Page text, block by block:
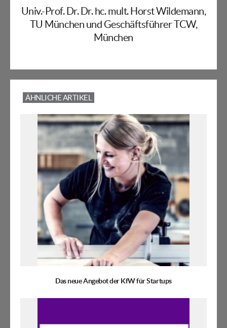
Univ.-Prof. Dr. Dr. hc. mult. Horst Wildemann,
TU München und Geschäftsführer TCW,
München
ÄHNLICHE ARTIKEL
Das neue Angebot der KfW für Startups